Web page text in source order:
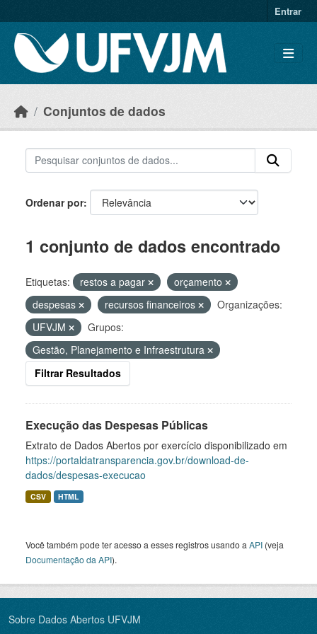
Entrar
Conjuntos de dados
Ordenar por
1 conjunto de dados encontrado
Etiquetas: restos a pagar
orçamento
despesas
recursos financeiros
Organizações:
UFVJM
Grupos:
Gestão, Planejamento e Infraestrutura
Filtrar Resultados
Execução das Despesas Públicas
Extrato de Dados Abertos por exercício disponibilizado em
https://portaldatransparencia.gov.br/download-de-
dados/despesas-execucao
CSV HTML
Você também pode ter acesso a esses registros usando a API (veja
Documentação da API).
Sobre Dados Abertos UFVJM